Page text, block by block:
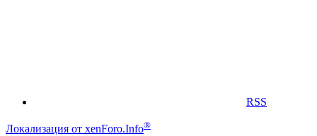
RSS
Локализация от xenForo.Info®